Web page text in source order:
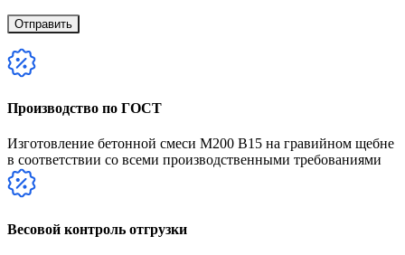
Производство по ГОСТ
Изготовление бетонной смеси М200 В15 на гравийном щебне
в соответствии со всеми производственными требованиями
Весовой контроль отгрузки